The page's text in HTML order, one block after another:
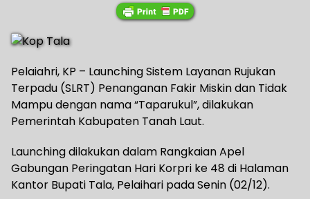
Pelaiahri, KP – Launching Sistem Layanan Rujukan
Terpadu (SLRT) Penanganan Fakir Miskin dan Tidak
Mampu dengan nama “Taparukul”, dilakukan
Pemerintah Kabupaten Tanah Laut.
Launching dilakukan dalam Rangkaian Apel
Gabungan Peringatan Hari Korpri ke 48 di Halaman
Kantor Bupati Tala, Pelaihari pada Senin (02/12).